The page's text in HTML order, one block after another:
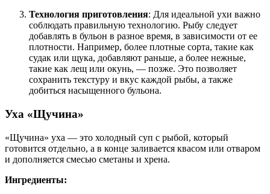
Технология приготовления: Для идеальной ухи важно
соблюдать правильную технологию. Рыбу следует
добавлять в бульон в разное время, в зависимости от ее
плотности. Например, более плотные сорта, такие как
судак или щука, добавляют раньше, а более нежные,
такие как лещ или окунь, — позже. Это позволяет
сохранить текстуру и вкус каждой рыбы, а также
добиться насыщенного бульона.
Уха «Щучина»
«Щучина» уха — это холодный суп с рыбой, который
готовится отдельно, а в конце заливается квасом или отваром
и дополняется смесью сметаны и хрена.
Ингредиенты: